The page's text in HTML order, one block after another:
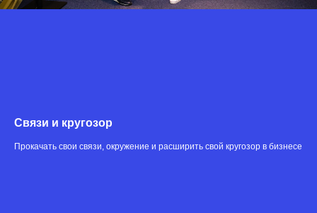
Cвязи и кругозор
Прокачать свои связи, окружение и расширить свой кругозор в бизнесе